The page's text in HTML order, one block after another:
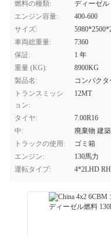
燃料の種類:
ディーゼル
エンジン容量:
400-600
サイズ:
車両総重量:
7360
保証:
1 年
重量 (KG):
8900KG
製品名:
コンパク
トランスミッシ
ョン:
12MT
タイヤ:
7.00R16
中:
廃棄物 建
トラックの使用:
ゴミ箱
エンジン:
130馬力
運転タイプ:
4*2LHD